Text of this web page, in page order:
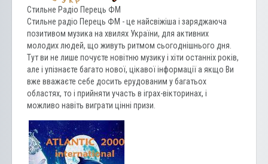
Стильне Радіо Перець ФМ
Стильне радіо Перець ФМ - це найсвіжіша і заряджаюча
позитивом музика на хвилях України, для активних
молодих людей, що живуть ритмом сьогоднішнього дня.
Тут ви не лише почуєте новітню музику і хіти останніх років,
але і упізнаєте багато нової, цікавої інформації а якщо Ви
вже вважаєте себе досить ерудованим у багатьох
областях, то і прийняти участь в іграх-вікторинах, і
можливо навіть виграти цінні призи.